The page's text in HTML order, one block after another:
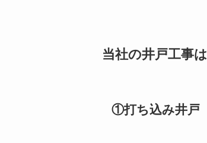
当社の井戸工事
①打ち込み井戸